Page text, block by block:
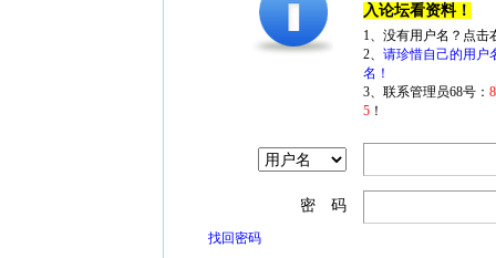
入论坛看资料！
1、没有用户名？点
2、 请珍惜自己的用户
名！
3、联系管理员68号：
5 ！
密 码
找回密码